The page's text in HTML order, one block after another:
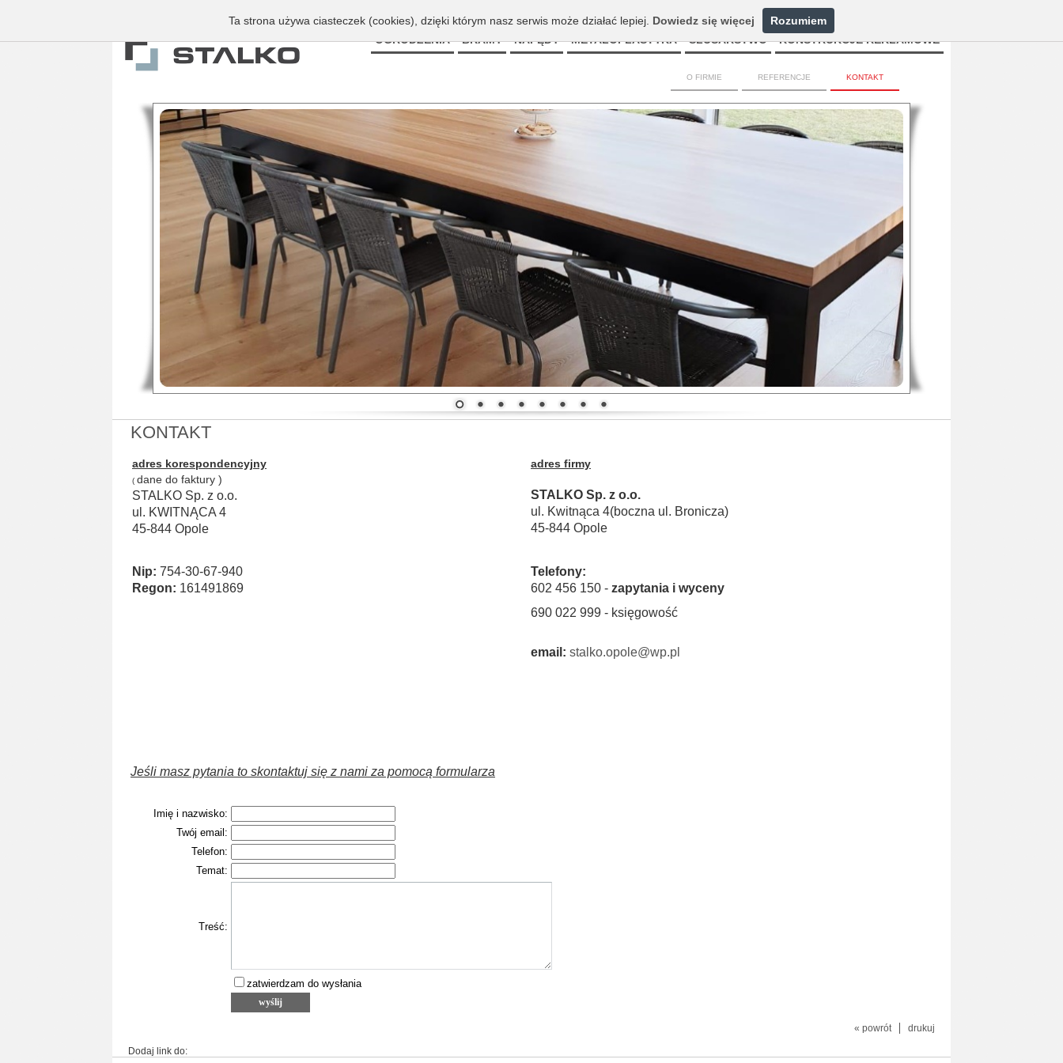
OGRODZENIA BRAMY NAPĘDY METALOPLASTYKA ŚLUSARSTWO KONSTRUKCJE REKLAMOWE
O FIRMIE REFERENCJE KONTAKT
KONTAKT
adres korespondencyjny
( dane do faktury )
STALKO Sp. z o.o.
ul. KWITNĄCA 4
45-844 Opole
adres firmy
STALKO Sp. z o.o.
ul. Kwitnąca 4(boczna ul. Bronicza)
45-844 Opole
Nip: 754-30-67-940
Regon: 161491869
Telefony:
602 456 150 - zapytania i wyceny
690 022 999 - księgowość
email: stalko.opole@wp.pl
Jeśli masz pytania to skontaktuj się z nami za pomocą formularza
Imię i nazwisko:
Twój email:
Telefon:
Temat:
Treść:
zatwierdzam do wysłania
drukuj
« powrót
Dodaj link do:
Ta strona używa ciasteczek (cookies), dzięki którym nasz serwis może działać lepiej. Dowiedz się więcej Rozumiem